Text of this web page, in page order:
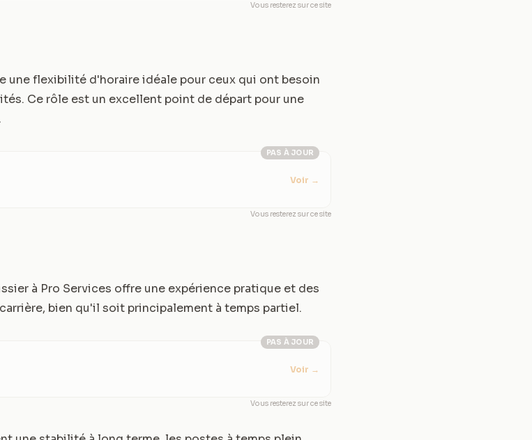
Vous resterez sur ce site
une flexibilité d'horaire idéale pour ceux qui ont besoin
Ce rôle est un excellent point de départ pour une
PAS À JOUR
Voir →
Vous resterez sur ce site
à Pro Services offre une expérience pratique et des
bien qu'il soit principalement à temps partiel.
PAS À JOUR
Voir →
Vous resterez sur ce site